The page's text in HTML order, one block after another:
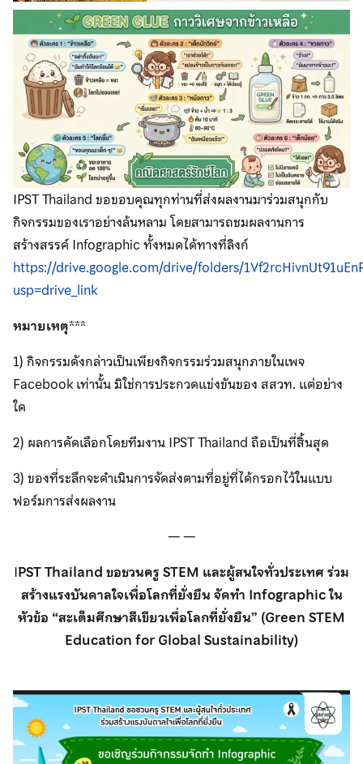
IPST Thailand ขอขอบคุณทุกท่านที่ส่งผลงานมาร่วมสนุกกับ
กิจกรรมของเราอย่างล้นหลาม โดยสามารถชมผลงานการ
สร้างสรรค์ Infographic ทั้งหมดได้ทางที่ลิงก์
https://drive.google.com/drive/folders/
usp=drive_link
หมายเหตุ***
1) กิจกรรมดังกล่าวเป็นเพียงกิจกรรมร่วมสนุกภายในเพจ
Facebook เท่านั้น มิใช่การประกวดแข่งขันของ สสวท. แต่อย่าง
ใด
2) ผลการคัดเลือกโดยทีมงาน IPST Thailand ถือเป็นที่สิ้นสุด
3) ของที่ระลึกจะดำเนินการจัดส่งตามที่อยู่ที่ได้กรอกไว้ในแบบ
ฟอร์มการส่งผลงาน
— —
IPST Thailand ขอชวนครู STEM และผู้สนใจทั่วประเทศ ร่วม
สร้างแรงบันดาลใจเพื่อโลกที่ยั่งยืน จัดทำ Infographic ใน
หัวข้อ “สะเต็มศึกษาสีเขียวเพื่อโลกที่ยั่งยืน” (Green STEM
Education for Global Sustainability)